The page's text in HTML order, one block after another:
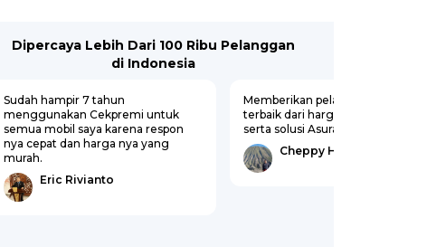
Dipercaya Lebih Dari 100 Ribu Pelanggan
di Indonesia
Sudah hampir 7 tahun
menggunakan Cekpremi untuk
semua mobil saya karena respon
nya cepat dan harga nya yang
murah.
Eric Rivianto
Memberikan pelayanan yang
terbaik dari harga, proses transaksi
serta solusi Asuransi.
Cheppy Hendrawan